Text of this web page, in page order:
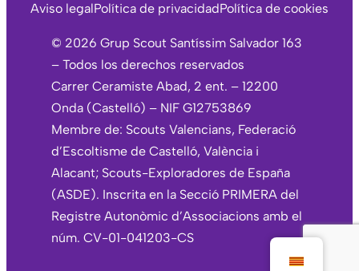
Aviso legalPolítica de privacidadPolítica de cookies
© 2026 Grup Scout Santíssim Salvador 163
– Todos los derechos reservados
Carrer Ceramiste Abad, 2 ent. – 12200
Onda (Castelló) – NIF G12753869
Membre de: Scouts Valencians, Federació
d’Escoltisme de Castelló, València i
Alacant; Scouts-Exploradores de España
(ASDE). Inscrita en la Secció PRIMERA del
Registre Autonòmic d’Associacions amb el
núm. CV-01-041203-CS